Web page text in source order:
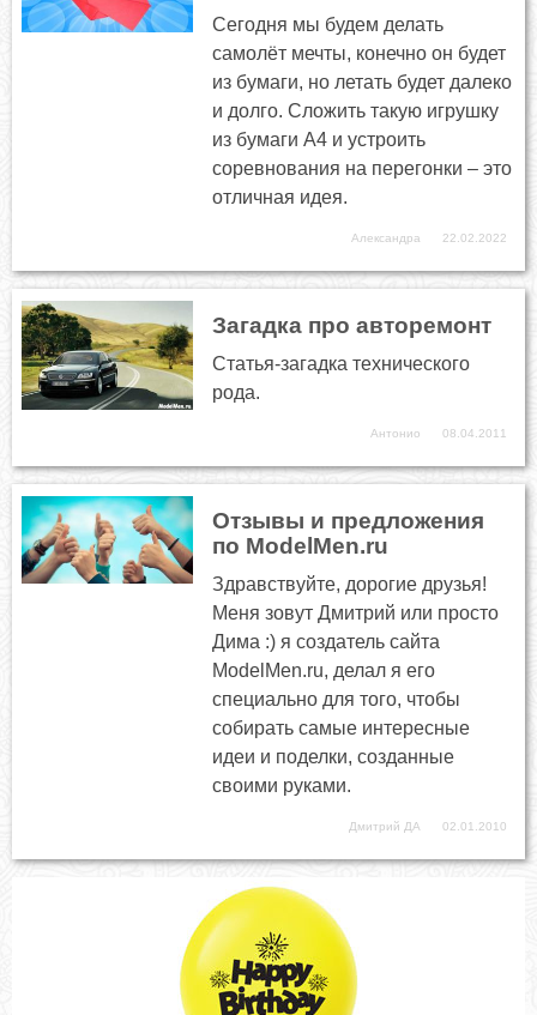
Сегодня мы будем делать
самолёт мечты, конечно он будет
из бумаги, но летать будет далеко
и долго. Сложить такую игрушку
из бумаги А4 и устроить
соревнования на перегонки – это
отличная идея.
Александра 22.02.2022
Загадка про авторемонт
Статья-загадка технического
рода.
Антонио 08.04.2011
Отзывы и предложения
по ModelMen.ru
Здравствуйте, дорогие друзья!
Меня зовут Дмитрий или просто
Дима :) я создатель сайта
ModelMen.ru, делал я его
специально для того, чтобы
собирать самые интересные
идеи и поделки, созданные
своими руками.
Дмитрий ДА 02.01.2010